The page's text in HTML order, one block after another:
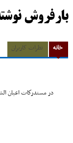
بارفروش
خانه نظرات کاربران
در مستدركات اعيان